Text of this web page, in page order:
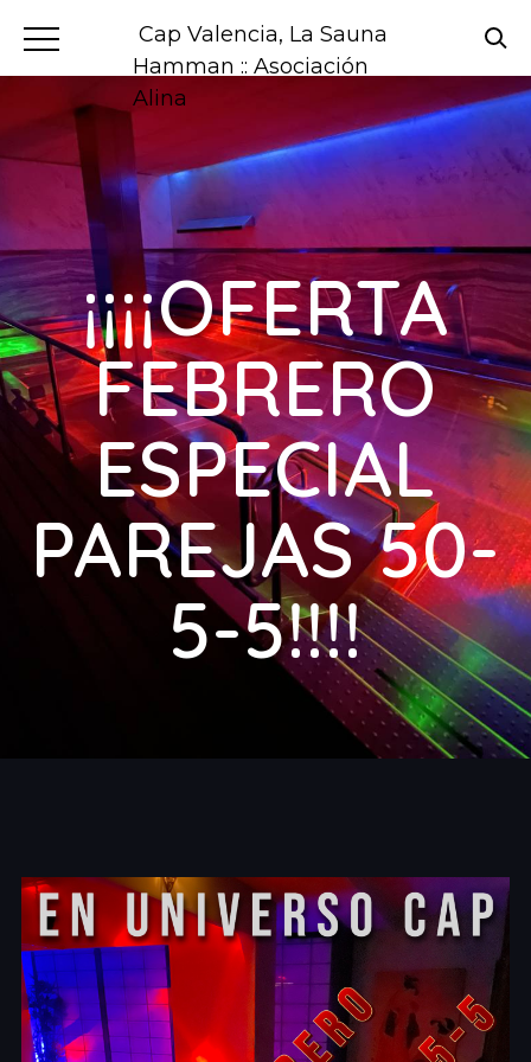
Cap Valencia, La Sauna
Hamman :: Asociación
Alina
¡¡¡¡OFERTA
FEBRERO
ESPECIAL
PAREJAS 50-
5-5!!!!